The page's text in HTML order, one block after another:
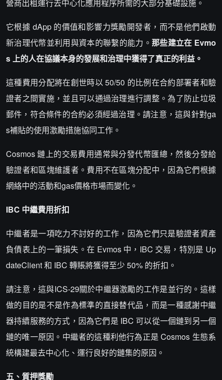
營商出租運行去中心化應用程序所需的大部分基礎設施。
它根據 dApp 的價值和影響力獎勵開發者，而不是他們啟動
新治理代幣並利用與資本的聯繫的能力。 那些建立在 Evmo
s 上的人在協議本身的發展和治理中獲得了真正的利益。
這種費用分配將在創世時以 50/50 的比例在合約部署者和驗
證者之間實施，並且可以通過治理進行調整。為了防止垃圾
郵件，符合條件的合約必須經過治理。請注意，這與針對ga
s補貼的使用激勵措施協同工作。
Cosmos 鏈上的交易費用通常與分發代幣匯總，然後分發給
驗證者和區塊維護者。費用不在區塊分配中，因為它們根據
網絡中的活動和gas價格市場而變化。
IBC 中繼費用折扣
中繼者是一項吃力不討好的工作，因為它們只是驗證者資產
負債表上的一筆損失。在 Evmos 中，IBC 交易，特別是 Up
dateClient 和 IBC 轉賬將獲得至少 50% 的折扣。
請注意，這與ICS-29關於中繼器激勵的工作是並行的。這樣
做的目的是不是作為標準的直接替代品，而是一種感謝中繼
器持續服務的方式，因為它們是 IBC 可以從一個鏈到另一個
鏈的唯一原因。中繼者的這種利他行為正是 Cosmos 生態系
統構建最去中心化、運行良好的鏈集的原因。
五、質押獎勵